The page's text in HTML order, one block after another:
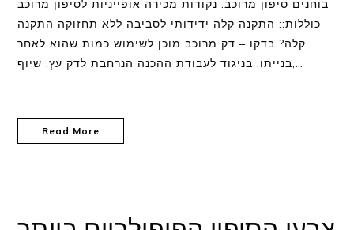
בוחנים סיפון מרוכב. נקודות מכירה אופייניות לסיפון מרוכב
כוללות:: התקנה קלה ידידותי לסביבה ללא תחזוקה התקנה
קלה? בדקו – דק מרוכב מוכן לשימוש כמות שהוא לאחר
בנייתו, בניגוד לעבודת ההכנה הנרחבת לדק עץ: שיוף,…
Read More